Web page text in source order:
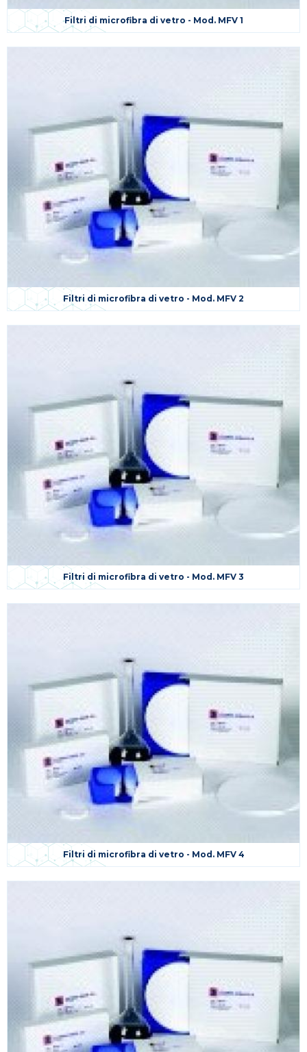
Filtri di microfibra di vetro - Mod. MFV 1
Filtri di microfibra di vetro - Mod. MFV 2
Filtri di microfibra di vetro - Mod. MFV 3
Filtri di microfibra di vetro - Mod. MFV 4